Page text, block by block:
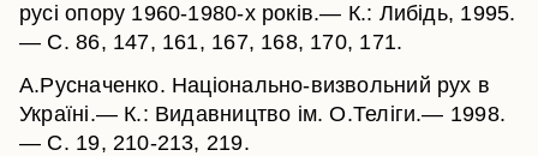
русі опору 1960-1980-х років.— К.: Либідь, 1995.
— С. 86, 147, 161, 167, 168, 170, 171.
А.Русначенко. Національно-визвольний рух в
Україні.— К.: Видавництво ім. О.Теліги.— 1998.
— С. 19, 210-213, 219.